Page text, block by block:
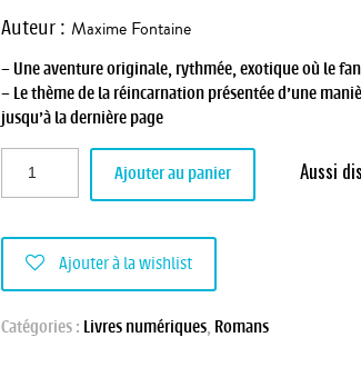
Auteur : Maxime Fontaine
– Une aventure originale, rythmée, exotique où le
– Le thème de la réincarnation présentée d’une
jusqu’à la dernière page
Ajouter au panier Aussi
Ajouter à la wishlist
Catégories : Livres numériques, Romans